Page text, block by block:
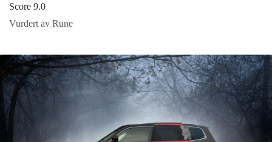
Score 9.0
Vurdert av Rune